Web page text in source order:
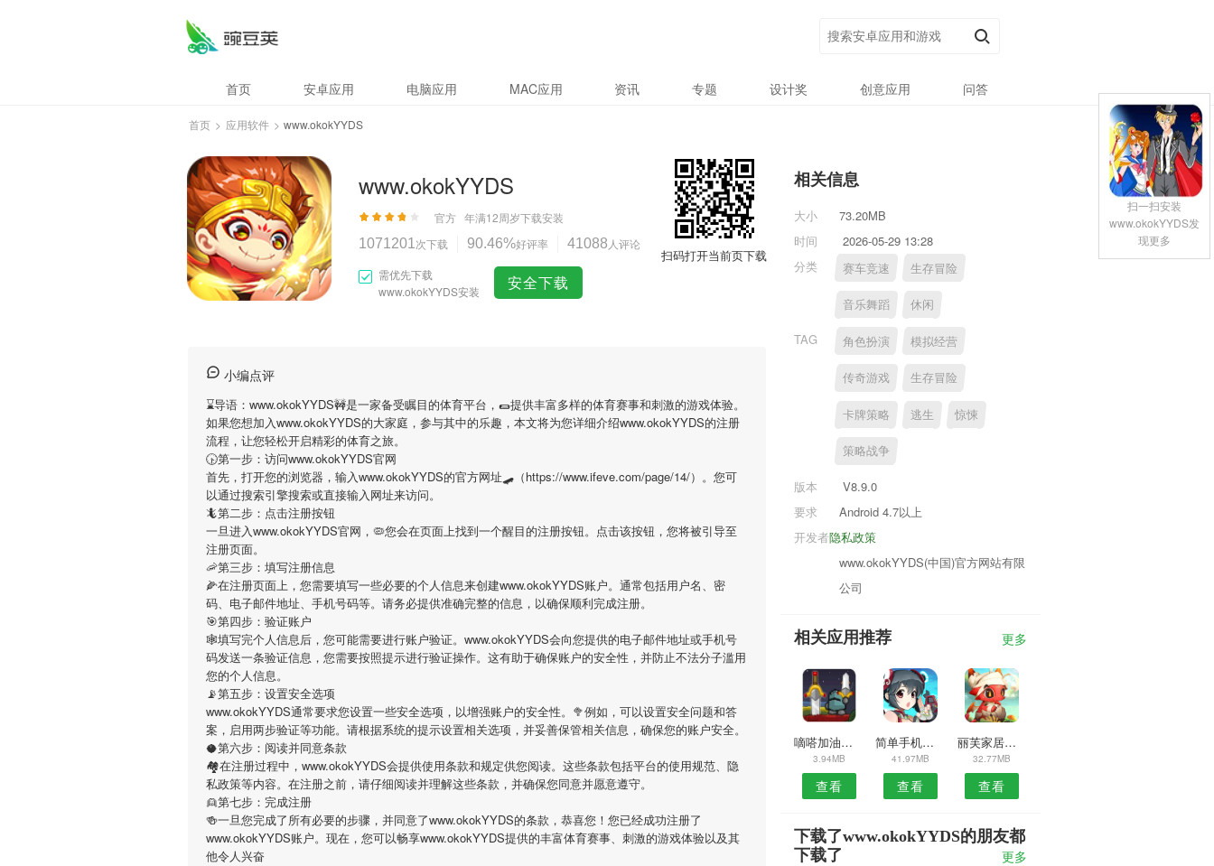
首页 安卓应用 电脑应用 MAC应用 资讯 专题 设计奖 创意应用 问答
首页 > 应用软件 > www.okokYYDS
www.okokYYDS
官方 年满12周岁下载安装
1071201 次下载 90.46%好评率 41088 人评论
需优先下载
www.okokYYDS安装
安全下载
扫码打开当前页下载
小编点评
⌛️导语： www.okokYYDS🚧是一家备受瞩目的体育平台，🌯提供丰富多样的体育赛事和刺激的游戏体验。
如果您想加入www.okokYYDS的大家庭，参与其中的乐趣，本文将为您详细介绍www.okokYYDS的注册
流程，让您轻松开启精彩的体育之旅。
🕟第一步：访问www.okokYYDS官网
首先，打开您的浏览器，输入www.okokYYDS的官方网址🛹（https://www.ifeve.com/page/14/）。您可
以通过搜索引擎搜索或直接输入网址来访问。
🦎第二步：点击注册按钮
一旦进入www.okokYYDS官网，🦠您会在页面上找到一个醒目的注册按钮。点击该按钮，您将被引导至
注册页面。
🦐第三步：填写注册信息
🌽在注册页面上，您需要填写一些必要的个人信息来创建www.okokYYDS账户。通常包括用户名、密
码、电子邮件地址、手机号码等。请务必提供准确完整的信息，以确保顺利完成注册。
🎯第四步：验证账户
🕸填写完个人信息后，您可能需要进行账户验证。 www.okokYYDS会向您提供的电子邮件地址或手机号
码发送一条验证信息，您需要按照提示进行验证操作。这有助于确保账户的安全性，并防止不法分子滥用
您的个人信息。
📡第五步：设置安全选项
www.okokYYDS通常要求您设置一些安全选项，以增强账户的安全性。🥦例如，可以设置安全问题和答
案，启用两步验证等功能。请根据系统的提示设置相关选项，并妥善保管相关信息，确保您的账户安全。
🥥第六步：阅读并同意条款
🏘在注册过程中， www.okokYYDS会提供使用条款和规定供您阅读。这些条款包括平台的使用规范、隐
私政策等内容。在注册之前，请仔细阅读并理解这些条款，并确保您同意并愿意遵守。
👱第七步：完成注册
🍻一旦您完成了所有必要的步骤，并同意了www.okokYYDS的条款，恭喜您！您已经成功注册了
www.okokYYDS账户。现在，您可以畅享www.okokYYDS提供的丰富体育赛事、刺激的游戏体验以及其
他令人兴奋
相关信息
大小
73.20MB
时间
2026-05-29 13:28
分类
赛车竞速 生存冒险
音乐舞蹈 休闲
TAG 角色扮演 模拟经营
传奇游戏 生存冒险
卡牌策略 逃生 惊悚
策略战争
版本
V8.9.0
要求
Android 4.7以上
隐私政策
开发者
www.okokYYDS(中国)官方网站有限
公司
相关应用推荐 更多
嘀嗒加油安卓版
3.94MB
查看
简单手机描画助手APP
41.97MB
查看
丽芙家居安卓版
32.77MB
查看
下载了www.okokYYDS的朋友都
下载了
更多
扫一扫安装
www.okokYYDS发
现更多